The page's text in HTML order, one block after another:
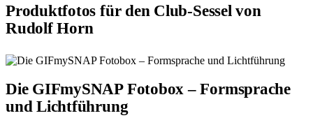
Produktfotos für den Club-Sessel von
Rudolf Horn
Die GIFmySNAP Fotobox – Formsprache
und Lichtführung